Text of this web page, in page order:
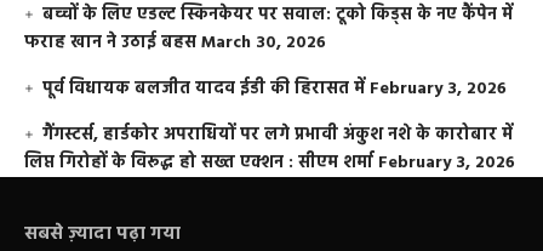
बच्चों के लिए एडल्ट स्किनकेयर पर सवाल: टूको किड्स के नए कैंपेन में
फराह खान ने उठाई बहसMarch 30, 2026
पूर्व विधायक बलजीत यादव ईडी की हिरासत में February 3, 2026
गैंगस्टर्स, हार्डकोर अपराधियों पर लगे प्रभावी अंकुश नशे के कारोबार में
लिप्त गिरोहों के विरूद्ध हो सख्त एक्शन : सीएम शर्मा February 3, 2026
सबसे ज़्यादा पढ़ा गया